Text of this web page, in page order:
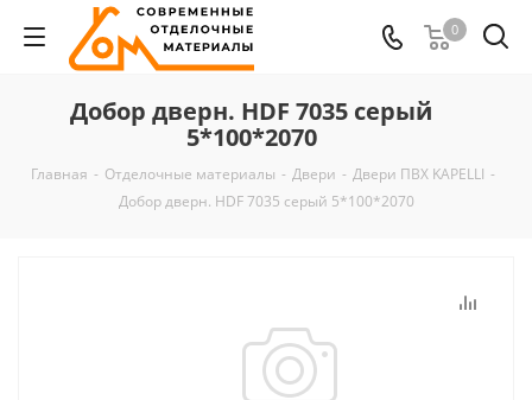
0
Добор дверн. HDF 7035 серый
5*100*2070
Главная - Отделочные материалы - Двери - Двери ПВХ KAPELLI -
Добор дверн. HDF 7035 серый 5*100*2070